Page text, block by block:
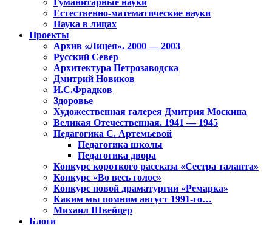
Гуманитарные науки
Естественно-математические науки
Наука в лицах
Проекты
Архив «Лицея». 2000 — 2003
Русский Север
Архитектура Петрозаводска
Дмитрий Новиков
И.С.Фрадков
Здоровье
Художественная галерея Дмитрия Москина
Великая Отечественная. 1941 — 1945
Педагогика С. Артемьевой
Педагогика школы
Педагогика двора
Конкурс короткого рассказа «Сестра таланта»
Конкурс «Во весь голос»
Конкурс новой драматургии «Ремарка»
Каким мы помним август 1991-го…
Михаил Швейцер
Блоги